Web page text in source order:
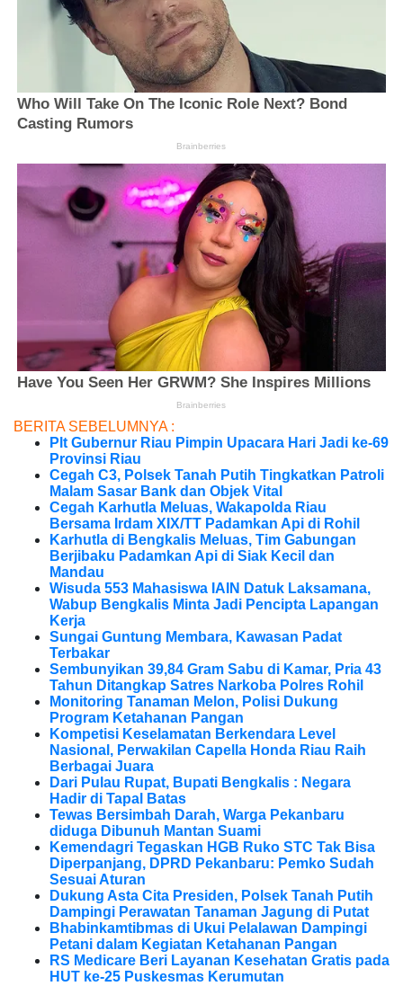
BERITA SEBELUMNYA :
Plt Gubernur Riau Pimpin Upacara Hari Jadi ke-69
Provinsi Riau
Cegah C3, Polsek Tanah Putih Tingkatkan Patroli
Malam Sasar Bank dan Objek Vital
Cegah Karhutla Meluas, Wakapolda Riau
Bersama Irdam XIX/TT Padamkan Api di Rohil
Karhutla di Bengkalis Meluas, Tim Gabungan
Berjibaku Padamkan Api di Siak Kecil dan
Mandau
Wisuda 553 Mahasiswa IAIN Datuk Laksamana,
Wabup Bengkalis Minta Jadi Pencipta Lapangan
Kerja
Sungai Guntung Membara, Kawasan Padat
Terbakar
Sembunyikan 39,84 Gram Sabu di Kamar, Pria 43
Tahun Ditangkap Satres Narkoba Polres Rohil
Monitoring Tanaman Melon, Polisi Dukung
Program Ketahanan Pangan
Kompetisi Keselamatan Berkendara Level
Nasional, Perwakilan Capella Honda Riau Raih
Berbagai Juara
Dari Pulau Rupat, Bupati Bengkalis : Negara
Hadir di Tapal Batas
Tewas Bersimbah Darah, Warga Pekanbaru
diduga Dibunuh Mantan Suami
Kemendagri Tegaskan HGB Ruko STC Tak Bisa
Diperpanjang, DPRD Pekanbaru: Pemko Sudah
Sesuai Aturan
Dukung Asta Cita Presiden, Polsek Tanah Putih
Dampingi Perawatan Tanaman Jagung di Putat
Bhabinkamtibmas di Ukui Pelalawan Dampingi
Petani dalam Kegiatan Ketahanan Pangan
RS Medicare Beri Layanan Kesehatan Gratis pada
HUT ke-25 Puskesmas Kerumutan